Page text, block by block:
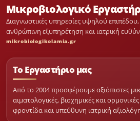
Μικροβιολογικό
Διαγνωστικές υπηρεσίες υψηλού
ανθρώπινη εξυπηρέτηση και ιατρική
mikrobiologikolamia.gr
Το Εργαστήριο μας
Από το 2004 προσφέρουμε αξιόπιστες
αιματολογικές, βιοχημικές και
φροντίδα και υπεύθυνη ιατρική